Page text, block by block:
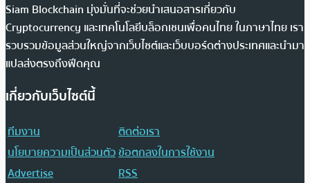
Siam Blockchain มุ่งมั่นที่จะช่วยนำเสนอสารเกี่ยวกับ
Cryptocurrency และเทคโนโลยีบล็อกเชนเพื่อคนไทย ในภาษาไทย เรา
รวบรวมข้อมูลส่วนใหญ่จากเว็บไซต์และเว็บบอร์ดต่างประเทศและนำมา
แปลส่งตรงถึงฟีดคุณ
เกี่ยวกับเว็บไซต์นี้
ทีมงาน
ติดต่อเรา
นโยบายความเป็นส่วนตัวข้อตกลงในการใช้งาน
Advertise
RSS